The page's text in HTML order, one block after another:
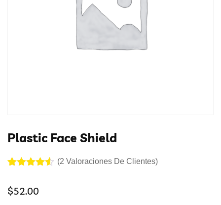
Plastic Face Shield
de 5 en
(2 Valoraciones De Clientes)
$52.00